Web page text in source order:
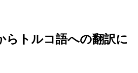
らトルコ語への翻訳に